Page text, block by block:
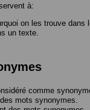
à:
on les trouve dans
un texte.
comme
des mots synonymes.